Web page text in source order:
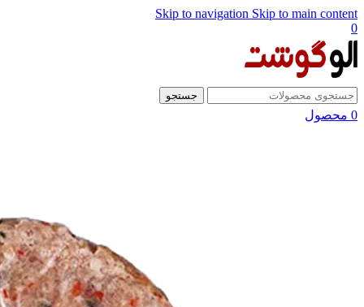
Skip to navigation Skip to main content
0
جستجو
0 محصول